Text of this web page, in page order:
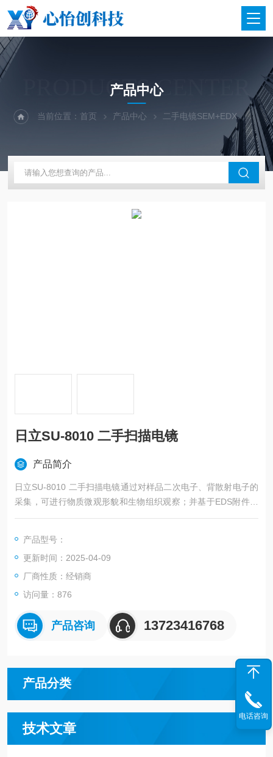
PRODUCTS CENTER
产品中心
当前位置：首页 产品中心 二手电镜SEM+EDX 二手
日立SU-8010 二手扫描电镜
产品简介
日立SU-8010 二手扫描电镜通过对样品二次电子、背散射电子的
采集，可进行物质微观形貌和生物组织观察；并基于EDS附件得
到部分元素定性和半定量分析，可以进行微区的点、线、面扫描
性能有进一步提高，1kv使用减速功能后，分辨率提升到1.3nm，
相对于S-4800可以在更低的加速电压下高分辨像，明显提升了以
往很难观测的低原子序数样品。
产品型号：
更新时间：2025-04-09
厂商性质：经销商
访问量：876
产品咨询 13723416768
产品分类
技术文章
电话咨询